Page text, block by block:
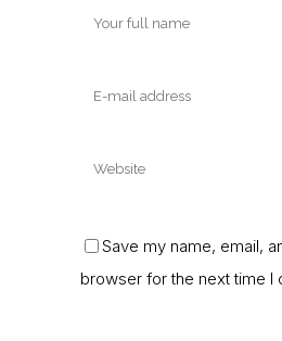
Save my name, email,
browser for the next time I